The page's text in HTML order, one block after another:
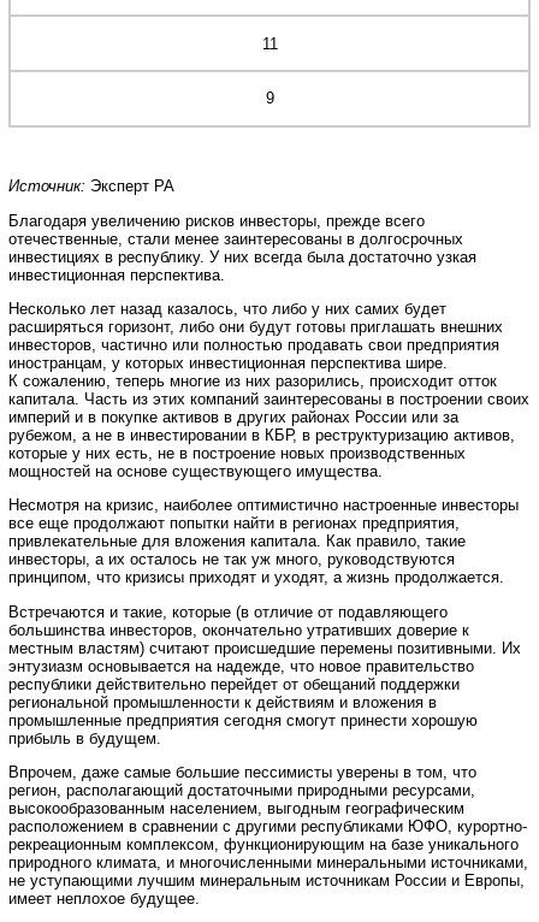
11
9
Источник: Эксперт РА
Благодаря увеличению рисков инвесторы, прежде всего
отечественные, стали менее заинтересованы в долгосрочных
инвестициях в республику. У них всегда была достаточно узкая
инвестиционная перспектива.
Несколько лет назад казалось, что либо у них самих будет
расширяться горизонт, либо они будут готовы приглашать внешних
инвесторов, частично или полностью продавать свои предприятия
иностранцам, у которых инвестиционная перспектива шире.
К сожалению, теперь многие из них разорились, происходит отток
капитала. Часть из этих компаний заинтересованы в построении своих
империй и в покупке активов в других районах России или за
рубежом, а не в инвестировании в КБР, в реструктуризацию активов,
которые у них есть, не в построение новых производственных
мощностей на основе существующего имущества.
Несмотря на кризис, наиболее оптимистично настроенные инвесторы
все еще продолжают попытки найти в регионах предприятия,
привлекательные для вложения капитала. Как правило, такие
инвесторы, а их осталось не так уж много, руководствуются
принципом, что кризисы приходят и уходят, а жизнь продолжается.
Встречаются и такие, которые (в отличие от подавляющего
большинства инвесторов, окончательно утративших доверие к
местным властям) считают происшедшие перемены позитивными. Их
энтузиазм основывается на надежде, что новое правительство
республики действительно перейдет от обещаний поддержки
региональной промышленности к действиям и вложения в
промышленные предприятия сегодня смогут принести хорошую
прибыль в будущем.
Впрочем, даже самые большие пессимисты уверены в том, что
регион, располагающий достаточными природными ресурсами,
высокообразованным населением, выгодным географическим
расположением в сравнении с другими республиками ЮФО, курортно-
рекреационным комплексом, функционирующим на базе уникального
природного климата, и многочисленными минеральными источниками,
не уступающими лучшим минеральным источникам России и Европы,
имеет неплохое будущее.